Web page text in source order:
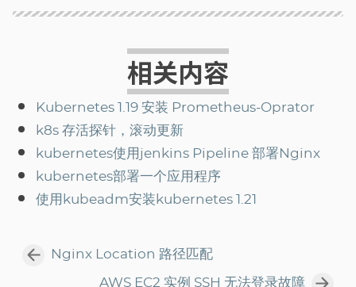
相关内容
Kubernetes 1.19 安装 Prometheus-Oprator
k8s 存活探针，滚动更新
kubernetes使用jenkins Pipeline 部署Nginx
kubernetes部署一个应用程序
使用kubeadm安装kubernetes 1.21
Nginx Location 路径匹配
AWS EC2 实例 SSH 无法登录故障